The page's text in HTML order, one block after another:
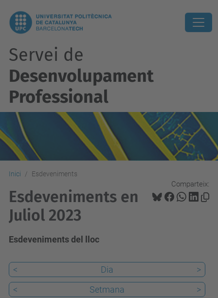
Servei de
Desenvolupament
Professional
Inici Esdeveniments
Comparteix:
Esdeveniments en
Juliol 2023
Esdeveniments del lloc
< Dia
>
<
Setmana
>